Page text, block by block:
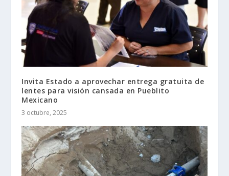
Invita Estado a aprovechar entrega gratuita de
lentes para visión cansada en Pueblito
Mexicano
3 octubre, 2025